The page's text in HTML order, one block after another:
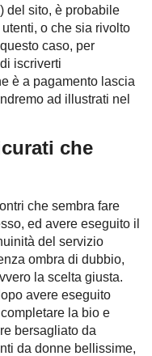
del sito, è probabile
o che sia rivolto
caso, per
iscriverti
è a pagamento lascia
ad illustrati nel
che
che sembra fare
ed avere eseguito il
del servizio
ombra di dubbio,
la scelta giusta.
avere eseguito
la bio e
bersagliato da
da donne bellissime,